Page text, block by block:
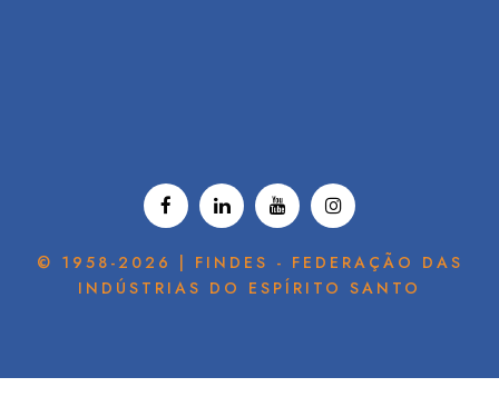
© 1958-2026 | FINDES - FEDERAÇÃO DAS
INDÚSTRIAS DO ESPÍRITO SANTO